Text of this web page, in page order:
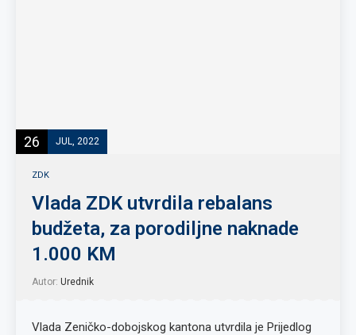
26 JUL, 2022
ZDK
Vlada ZDK utvrdila rebalans
budžeta, za porodiljne naknade
1.000 KM
Autor: Urednik
Vlada Zeničko-dobojskog kantona utvrdila je Prijedlog